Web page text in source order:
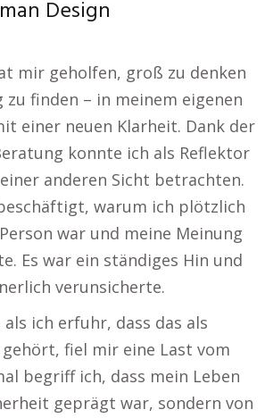
Design
mir geholfen, groß zu denken
zu finden – in meinem eigenen
einer neuen Klarheit. Dank der
konnte ich als Reflektor
anderen Sicht betrachten.
warum ich plötzlich
war und meine Meinung
Es war ein ständiges Hin und
verunsicherte.
ich erfuhr, dass das als
fiel mir eine Last vom
begriff ich, dass mein Leben
geprägt war, sondern von